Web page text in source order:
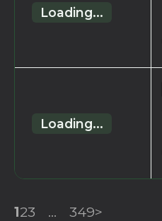
Loading...
Loading...
123 ... 349>